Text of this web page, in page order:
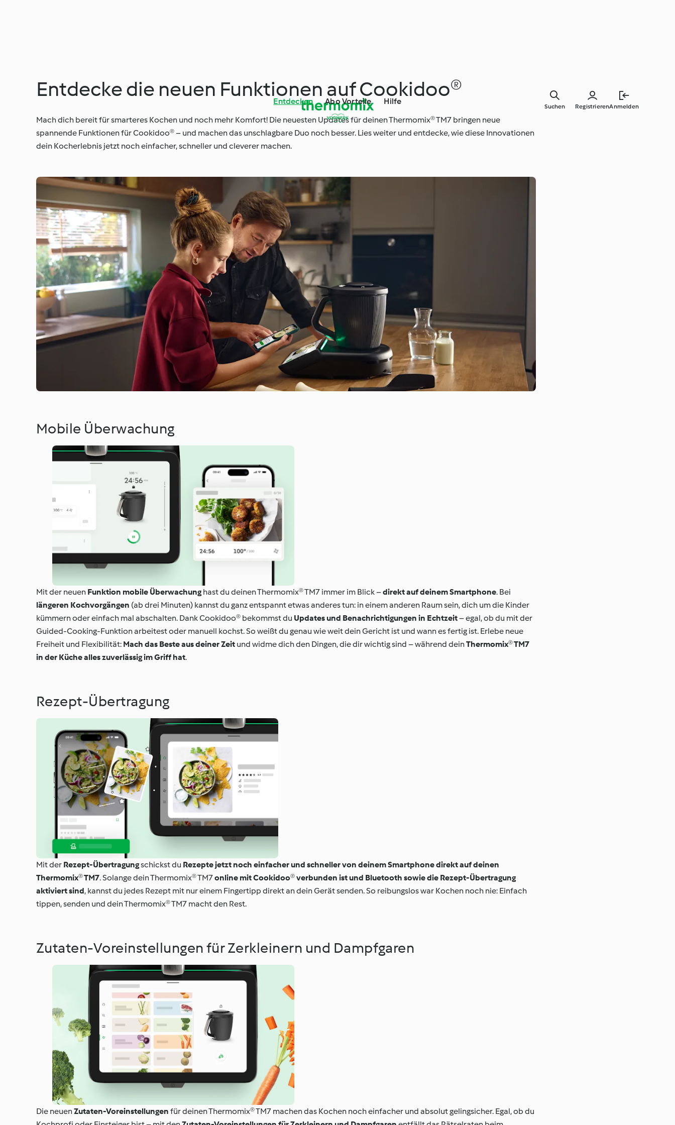
Entdecken Abo Vorteile Hilfe
RegistrierenAnmelden
Suchen
Entdecke die neuen Funktionen auf Cookidoo®
Mach dich bereit für smarteres Kochen und noch mehr Komfort! Die neuesten Updates für deinen Thermomix® TM7 bringen neue
spannende Funktionen für Cookidoo® – und machen das unschlagbare Duo noch besser. Lies weiter und entdecke, wie diese Innovationen
dein Kocherlebnis jetzt noch einfacher, schneller und cleverer machen.
Mobile Überwachung
Mit der neuen Funktion mobile Überwachung hast du deinen Thermomix® TM7 immer im Blick –direkt auf deinem Smartphone. Bei
längeren Kochvorgängen (ab drei Minuten) kannst du ganz entspannt etwas anderes tun: in einem anderen Raum sein, dich um die Kinder
kümmern oder einfach mal abschalten. Dank Cookidoo® bekommst du Updates und Benachrichtigungen in Echtzeit– egal, ob du mit der
Guided-Cooking-Funktion arbeitest oder manuell kochst. So weißt du genau wie weit dein Gericht ist und wann es fertig ist. Erlebe neue
Freiheit und Flexibilität: Mach das Beste aus deiner Zeit und widme dich den Dingen, die dir wichtig sind – während deinThermomix® TM7
in der Küche alles zuverlässig im Griff hat.
Rezept-Übertragung
Mit der Rezept-Übertragungschickst du Rezepte jetzt noch einfacher und schneller von deinem Smartphone direkt auf deinen
Thermomix® TM7. Solange dein Thermomix® TM7online mit Cookidoo® verbunden ist und Bluetooth sowie die Rezept-Übertragung
aktiviert sind, kannst du jedes Rezept mit nur einem Fingertipp direkt an dein Gerät senden. So reibungslos war Kochen noch nie: Einfach
tippen, senden und dein Thermomix® TM7 macht den Rest.
Zutaten-Voreinstellungen für Zerkleinern und Dampfgaren
Die neuenZutaten-Voreinstellungen für deinen Thermomix® TM7 machen das Kochen noch einfacher und absolut gelingsicher. Egal, ob du